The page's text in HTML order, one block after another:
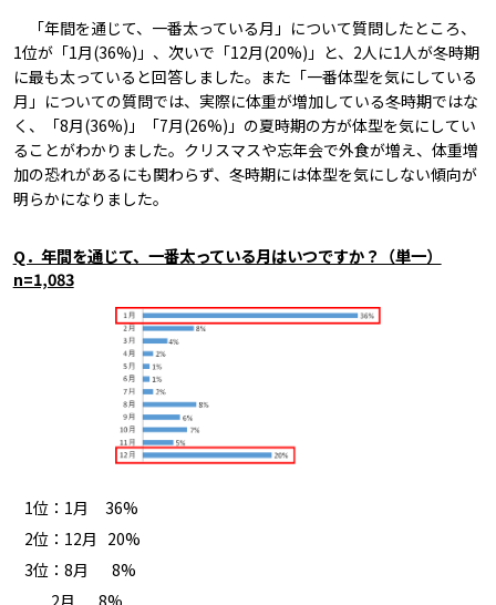
「年間を通じて、一番太っている月」について質問したところ、
1位が「1月(36%)」、次いで「12月(20%)」と、2人に1人が冬時期
に最も太っていると回答しました。また「一番体型を気にしている
月」についての質問では、実際に体重が増加している冬時期ではな
く、「8月(36%)」「7月(26%)」の夏時期の方が体型を気にしてい
ることがわかりました。クリスマスや忘年会で外食が増え、体重増
加の恐れがあるにも関わらず、冬時期には体型を気にしない傾向が
明らかになりました。
Q．年間を通じて、一番太っている月はいつですか？（単一）
n=1,083
1位：1月 36%
2位：12月 20%
3位：8月 8%
2月 8%